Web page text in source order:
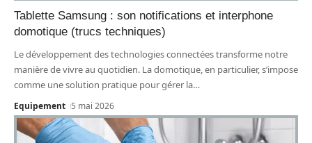
Tablette Samsung : son notifications et interphone
domotique (trucs techniques)
Le développement des technologies connectées transforme notre
manière de vivre au quotidien. La domotique, en particulier, s’impose
comme une solution pratique pour gérer la…
Equipement 5 mai 2026